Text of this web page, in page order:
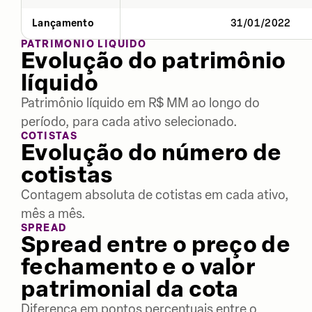
Lançamento
31/01/2022
PATRIMÔNIO LÍQUIDO
Evolução do patrimônio
líquido
Patrimônio líquido em R$ MM ao longo do
período, para cada ativo selecionado.
COTISTAS
Evolução do número de
cotistas
Contagem absoluta de cotistas em cada ativo,
mês a mês.
SPREAD
Spread entre o preço de
fechamento e o valor
patrimonial da cota
Diferença em pontos percentuais entre o